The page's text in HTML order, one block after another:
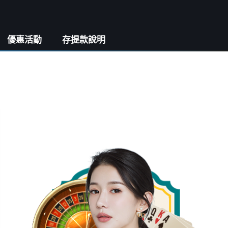
優惠活動 存提款說明